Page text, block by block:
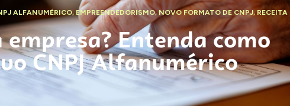
ALFANUMÉRICO, EMPREENDEDORISMO,NOVO FORMATO DE CNPJ,RECEITA
Entenda como
CNPJ Alfanumérico